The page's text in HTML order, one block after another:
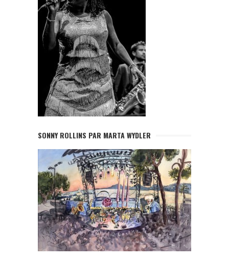
SONNY ROLLINS PAR MARTA WYDLER